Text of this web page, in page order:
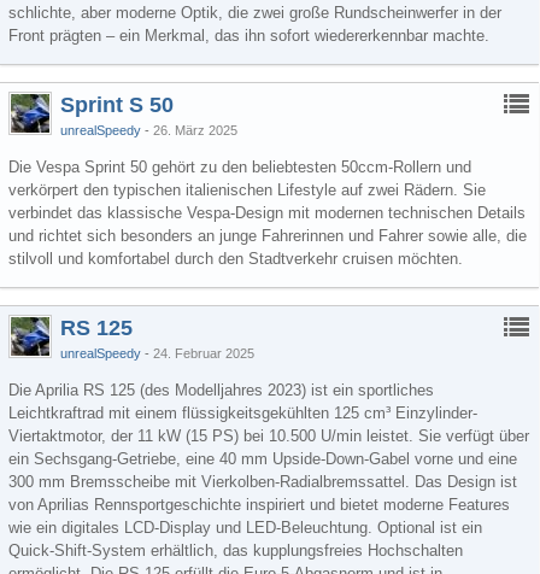
schlichte, aber moderne Optik, die zwei große Rundscheinwerfer in der
Front prägten – ein Merkmal, das ihn sofort wiedererkennbar machte.
Sprint S 50
unrealSpeedy 26. März 2025
Die Vespa Sprint 50 gehört zu den beliebtesten 50ccm-Rollern und
verkörpert den typischen italienischen Lifestyle auf zwei Rädern. Sie
verbindet das klassische Vespa-Design mit modernen technischen Details
und richtet sich besonders an junge Fahrerinnen und Fahrer sowie alle, die
stilvoll und komfortabel durch den Stadtverkehr cruisen möchten.
RS 125
unrealSpeedy 24. Februar 2025
Die Aprilia RS 125 (des Modelljahres 2023) ist ein sportliches
Leichtkraftrad mit einem flüssigkeitsgekühlten 125 cm³ Einzylinder-
Viertaktmotor, der 11 kW (15 PS) bei 10.500 U/min leistet. Sie verfügt über
ein Sechsgang-Getriebe, eine 40 mm Upside-Down-Gabel vorne und eine
300 mm Bremsscheibe mit Vierkolben-Radialbremssattel. Das Design ist
von Aprilias Rennsportgeschichte inspiriert und bietet moderne Features
wie ein digitales LCD-Display und LED-Beleuchtung. Optional ist ein
Quick-Shift-System erhältlich, das kupplungsfreies Hochschalten